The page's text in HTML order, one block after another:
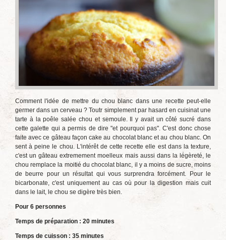
Comment l'idée de mettre du chou blanc dans une recette peut-elle
germer dans un cerveau ? Toutr simplement par hasard en cuisinat une
tarte à la poêle salée chou et semoule. Il y avait un côté sucré dans
cette galette qui a permis de dire "et pourquoi pas". C'est donc chose
faite avec ce gâteau façon cake au chocolat blanc et au chou blanc. On
sent à peine le chou. L'intérêt de cette recette elle est dans la texture,
c'est un gâteau extremement moelleux mais aussi dans la légèreté, le
chou remplace la moitié du chocolat blanc, il y a moins de sucre, moins
de beurre pour un résultat qui vous surprendra forcément. Pour le
bicarbonate, c'est uniquement au cas où pour la digestion mais cuit
dans le lait, le chou se digère très bien.
Pour 6 personnes
Temps de préparation : 20 minutes
Temps de cuisson : 35 minutes